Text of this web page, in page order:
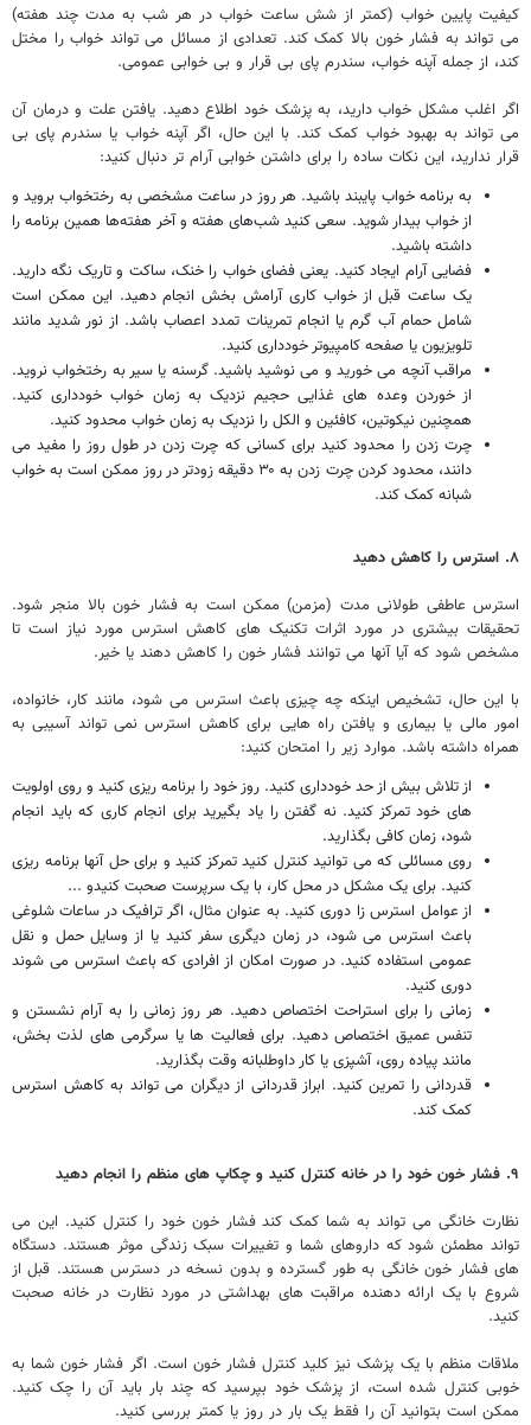
کیفیت پایین خواب (کمتر از شش ساعت خواب در هر شب به مدت چند هفته)
می تواند به فشار خون بالا کمک کند. تعدادی از مسائل می تواند خواب را مختل
کند، از جمله آپنه خواب، سندرم پای بی قرار و بی خوابی عمومی.
اگر اغلب مشکل خواب دارید، به پزشک خود اطلاع دهید. یافتن علت و درمان آن
می تواند به بهبود خواب کمک کند. با این حال، اگر آپنه خواب یا سندرم پای بی
قرار ندارید، این نکات ساده را برای داشتن خوابی آرام تر دنبال کنید:
به برنامه خواب پایبند باشید. هر روز در ساعت مشخصی به رختخواب بروید و
از خواب بیدار شوید. سعی کنید شب‌های هفته و آخر هفته‌ها همین برنامه را
داشته باشید.
فضایی آرام ایجاد کنید. یعنی فضای خواب را خنک، ساکت و تاریک نگه دارید.
یک ساعت قبل از خواب کاری آرامش بخش انجام دهید. این ممکن است
شامل حمام آب گرم یا انجام تمرینات تمدد اعصاب باشد. از نور شدید مانند
تلویزیون یا صفحه کامپیوتر خودداری کنید.
مراقب آنچه می خورید و می نوشید باشید. گرسنه یا سیر به رختخواب نروید.
از خوردن وعده های غذایی حجیم نزدیک به زمان خواب خودداری کنید.
همچنین نیکوتین، کافئین و الکل را نزدیک به زمان خواب محدود کنید.
چرت زدن را محدود کنید برای کسانی که چرت زدن در طول روز را مفید می
دانند، محدود کردن چرت زدن به ۳۰ دقیقه زودتر در روز ممکن است به خواب
شبانه کمک کند.
۸. استرس را کاهش دهید
استرس عاطفی طولانی مدت (مزمن) ممکن است به فشار خون بالا منجر شود.
تحقیقات بیشتری در مورد اثرات تکنیک های کاهش استرس مورد نیاز است تا
مشخص شود که آیا آنها می توانند فشار خون را کاهش دهند یا خیر.
با این حال، تشخیص اینکه چه چیزی باعث استرس می شود، مانند کار، خانواده،
امور مالی یا بیماری و یافتن راه هایی برای کاهش استرس نمی تواند آسیبی به
همراه داشته باشد. موارد زیر را امتحان کنید:
از تلاش بیش از حد خودداری کنید. روز خود را برنامه ریزی کنید و روی اولویت
های خود تمرکز کنید. نه گفتن را یاد بگیرید برای انجام کاری که باید انجام
شود، زمان کافی بگذارید.
روی مسائلی که می توانید کنترل کنید تمرکز کنید و برای حل آنها برنامه ریزی
کنید. برای یک مشکل در محل کار، با یک سرپرست صحبت کنیدو ...
از عوامل استرس زا دوری کنید. به عنوان مثال، اگر ترافیک در ساعات شلوغی
باعث استرس می شود، در زمان دیگری سفر کنید یا از وسایل حمل و نقل
عمومی استفاده کنید. در صورت امکان از افرادی که باعث استرس می شوند
دوری کنید.
زمانی را برای استراحت اختصاص دهید. هر روز زمانی را به آرام نشستن و
تنفس عمیق اختصاص دهید. برای فعالیت ها یا سرگرمی های لذت بخش،
مانند پیاده روی، آشپزی یا کار داوطلبانه وقت بگذارید.
قدردانی را تمرین کنید. ابراز قدردانی از دیگران می تواند به کاهش استرس
کمک کند.
۹. فشار خون خود را در خانه کنترل کنید و چکاپ های منظم را انجام دهید
نظارت خانگی می تواند به شما کمک کند فشار خون خود را کنترل کنید. این می
تواند مطمئن شود که داروهای شما و تغییرات سبک زندگی موثر هستند. دستگاه
های فشار خون خانگی به طور گسترده و بدون نسخه در دسترس هستند. قبل از
شروع با یک ارائه دهنده مراقبت های بهداشتی در مورد نظارت در خانه صحبت
کنید.
ملاقات منظم با یک پزشک نیز کلید کنترل فشار خون است. اگر فشار خون شما به
خوبی کنترل شده است، از پزشک خود بپرسید که چند بار باید آن را چک کنید.
ممکن است بتوانید آن را فقط یک بار در روز یا کمتر بررسی کنید.